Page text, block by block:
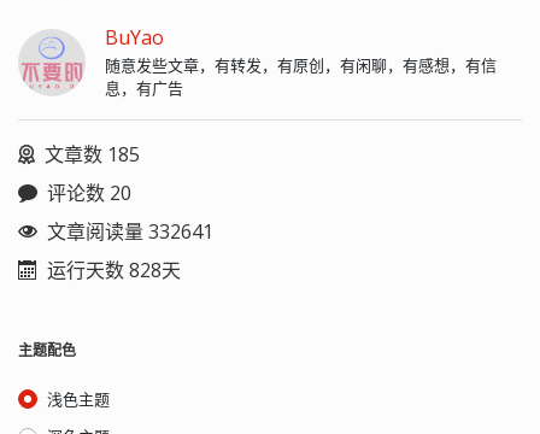
BuYao
随意发些文章，有转发，有原创，有闲聊，有感想，有信
息，有广告
文章数 185
评论数 20
文章阅读量 332641
运行天数 828天
主题配色
浅色主题